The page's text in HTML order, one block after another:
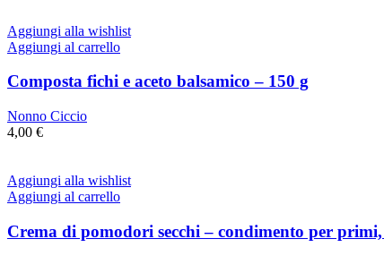
Aggiungi alla wishlist
Aggiungi al carrello
Composta fichi e aceto balsamico – 150 g
Nonno Ciccio
4,00 €
Aggiungi alla wishlist
Aggiungi al carrello
Crema di pomodori secchi – condimento per primi,